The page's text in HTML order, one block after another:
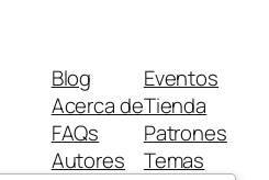
Blog
Acerca de
FAQs
Autores
Eventos
Tienda
Patrones
Temas